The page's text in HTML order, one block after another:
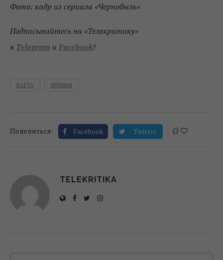
Фото: кадр из сериала «Чернобыль»
Подписывайтесь на «Телекритику»
в Telegram и Facebook!
BAFTA ПРЕМИЯ
Поделиться: Facebook Twitter 0
TELEKRITIKA